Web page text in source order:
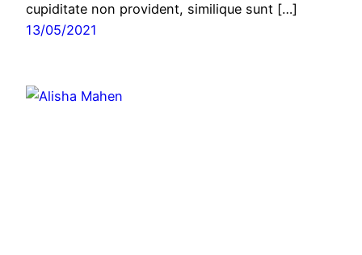
cupiditate non provident, similique sunt […]
13/05/2021